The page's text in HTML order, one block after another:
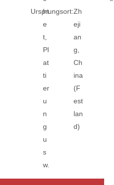
ht
e
t,
Pl
at
ti
er
u
n
g
u
s
w.
Ursprungsort:Zh
eji
an
g,
Ch
ina
(F
est
lan
d)